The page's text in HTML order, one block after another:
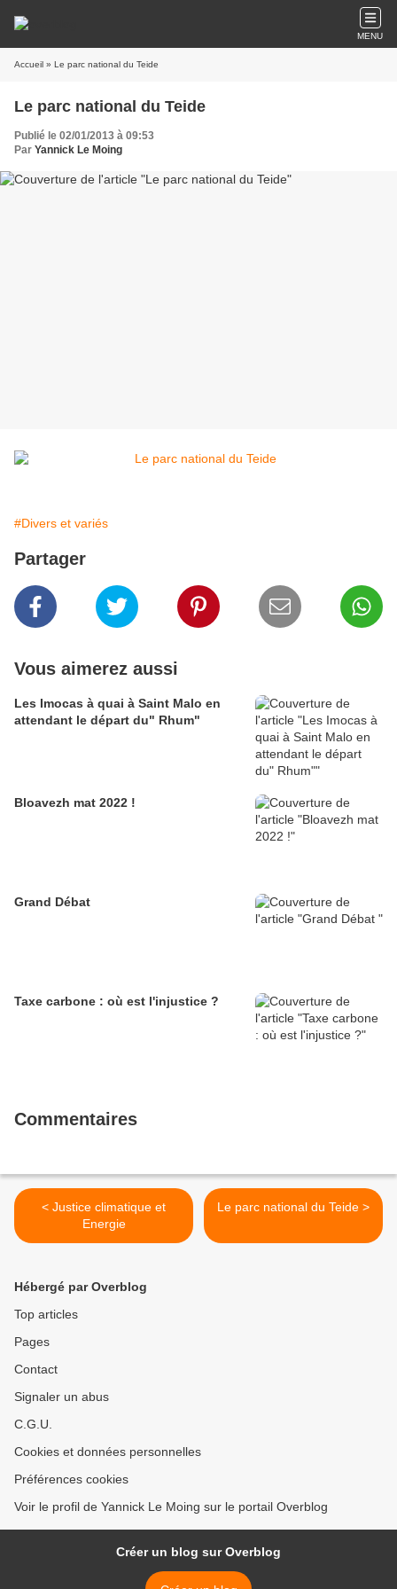
MENU
Accueil » Le parc national du Teide
Le parc national du Teide
Publié le 02/01/2013 à 09:53
Par Yannick Le Moing
#Divers et variés
Partager
Vous aimerez aussi
Les Imocas à quai à Saint Malo en
attendant le départ du" Rhum"
Bloavezh mat 2022 !
Grand Débat
Taxe carbone : où est l'injustice ?
Commentaires
< Justice climatique et
Energie
Le parc national du Teide >
Hébergé par Overblog
Top articles
Pages
Contact
Signaler un abus
C.G.U.
Cookies et données personnelles
Préférences cookies
Voir le profil de Yannick Le Moing sur le portail Overblog
Créer un blog sur Overblog